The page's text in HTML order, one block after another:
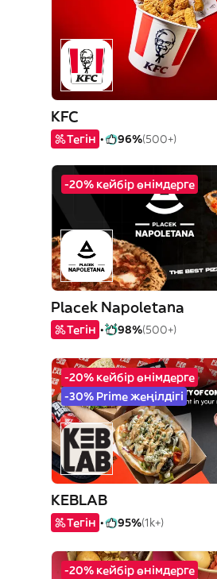
KFC
Тегін 96%(500+)
-20% кейбір өнімдерге
Placek Napoletana
Тегін 98%(500+)
-20% кейбір өнімдерге
-30% Prime жеңілдігі
KEBLAB
Тегін 95%(1k+)
-20% кейбір өнімдерге